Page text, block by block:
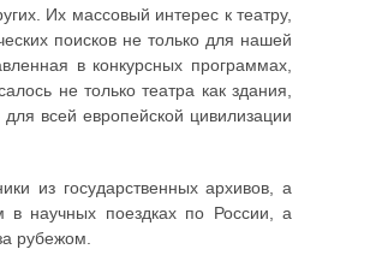
Их массовый интерес к театру,
поисков не только для нашей
в конкурсных программах,
не только театра как здания,
всей европейской цивилизации
из государственных архивов, а
в научных поездках по России, а
рубежом.